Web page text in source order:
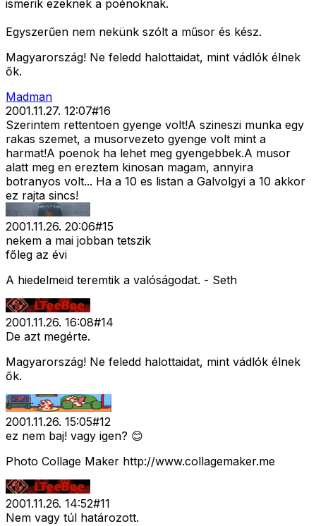
ismerik ezeknek a poénoknak.
Egyszerűen nem nekünk szólt a műsor és kész.
Magyarország! Ne feledd halottaidat, mint vádlók élnek
ők.
Madman
2001.11.27. 12:07#16
Szerintem rettentoen gyenge volt!A szineszi munka egy
rakas szemet, a musorvezeto gyenge volt mint a
harmat!A poenok ha lehet meg gyengebbek.A musor
alatt meg en ereztem kinosan magam, annyira
botranyos volt... Ha a 10 es listan a Galvolgyi a 10 akkor
ez rajta sincs!
2001.11.26. 20:06#15
nekem a mai jobban tetszik
főleg az évi
A hiedelmeid teremtik a valóságodat. - Seth
2001.11.26. 16:08#14
De azt megérte.
Magyarország! Ne feledd halottaidat, mint vádlók élnek
ők.
2001.11.26. 15:05#12
ez nem baj! vagy igen? 😊
Photo Collage Maker http://www.collagemaker.me
2001.11.26. 14:52#11
Nem vagy túl határozott.